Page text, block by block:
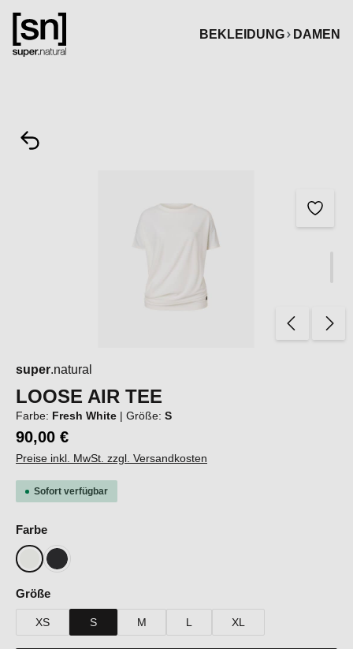
springen
BEKLEIDUNG
DAMEN
super.natural
LOOSE AIR TEE
Farbe: Fresh White | Größe: S
90,00 €
Preise inkl. MwSt. zzgl. Versandkosten
Sofort verfügbar
Farbeauswählen
Fresh White
Jet Black
Größeauswählen
XS S M L XL